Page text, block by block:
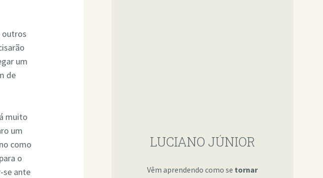
outros
um
de
muito
um
como
o
se ante
LUCIANO JÚNIOR
Vêm aprendendo como se tornar